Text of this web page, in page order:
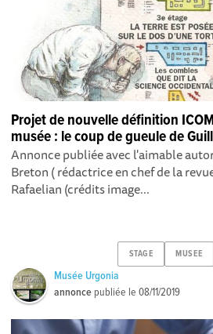
Projet de nouvelle définition
musée : le coup de gueule de
Annonce publiée avec l'aimable
Breton ( rédactrice en chef de la
Rafaelian (crédits image...
STAGE MUSEE
Musée Urgonia
annonce publiée le08/11/2019